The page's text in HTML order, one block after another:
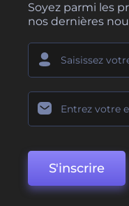
Soyez parmi les
nos dernières
S'inscrire